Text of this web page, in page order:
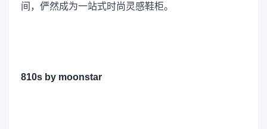
间，俨然成为一站式时尚灵感鞋柜。
810s by moonstar